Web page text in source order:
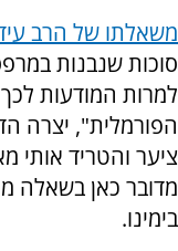
משאלתו של הרב
סוכות שנבנות
למרות המודעות
הפורמלית", יצרה
ציער והטריד אותי
מדובר כאן בשאלה
בימינו.